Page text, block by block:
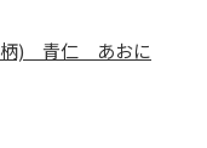
柄) 青仁 あおに